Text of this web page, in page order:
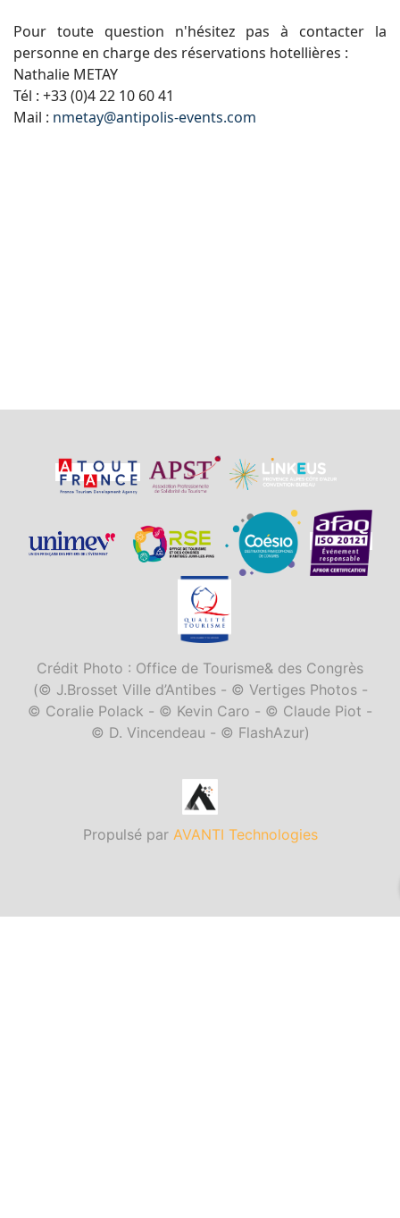
Pour toute question n'hésitez pas à contacter la
personne en charge des réservations hotellières :
Nathalie METAY
Tél : +33 (0)4 22 10 60 41
Mail : nmetay@antipolis-events.com
Crédit Photo : Office de Tourisme& des Congrès
(© J.Brosset Ville d’Antibes - © Vertiges Photos -
© Coralie Polack - © Kevin Caro - © Claude Piot -
© D. Vincendeau - © FlashAzur)
Propulsé par AVANTI Technologies